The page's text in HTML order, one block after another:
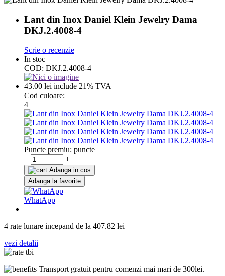
Lant din Inox Daniel Klein Jewelry Dama
DKJ.2.4008-4
Scrie o recenzie
In stoc
COD: DKJ.2.4008-4
43.00 lei include 21% TVA
Cod culoare:
4
Puncte premiu: puncte
−
+
Adauga in cos
Adauga la favorite
WhatApp
4 rate lunare incepand de la 407.82 lei
vezi detalii
Transport gratuit pentru comenzi mai mari de 300lei.